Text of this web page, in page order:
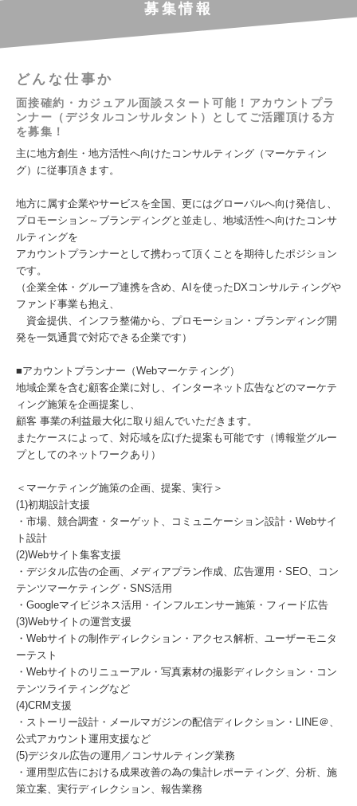
募集情報
どんな仕事か
面接確約・カジュアル面談スタート可能！アカウントプラ
ンナー（デジタルコンサルタント）としてご活躍頂ける方
を募集！
主に地方創生・地方活性へ向けたコンサルティング（マーケティン
グ）に従事頂きます。
地方に属す企業やサービスを全国、更にはグローバルへ向け発信し、
プロモーション～ブランディングと並走し、地域活性へ向けたコンサ
ルティングを
アカウントプランナーとして携わって頂くことを期待したポジション
です。
（企業全体・グループ連携を含め、AIを使ったDXコンサルティングや
ファンド事業も抱え、
資金提供、インフラ整備から、プロモーション・ブランディング開
発を一気通貫で対応できる企業です）
■アカウントプランナー（Webマーケティング）
地域企業を含む顧客企業に対し、インターネット広告などのマーケテ
ィング施策を企画提案し、
顧客 事業の利益最大化に取り組んでいただきます。
またケースによって、対応域を広げた提案も可能です（博報堂グルー
プとしてのネットワークあり）
＜マーケティング施策の企画、提案、実行＞
(1)初期設計支援
・市場、競合調査・ターゲット、コミュニケーション設計・Webサイ
ト設計
(2)Webサイト集客支援
・デジタル広告の企画、メディアプラン作成、広告運用・SEO、コン
テンツマーケティング・SNS活用
・Googleマイビジネス活用・インフルエンサー施策・フィード広告
(3)Webサイトの運営支援
・Webサイトの制作ディレクション・アクセス解析、ユーザーモニタ
ーテスト
・Webサイトのリニューアル・写真素材の撮影ディレクション・コン
テンツライティングなど
(4)CRM支援
・ストーリー設計・メールマガジンの配信ディレクション・LINE＠、
公式アカウント運用支援など
(5)デジタル広告の運用／コンサルティング業務
・運用型広告における成果改善の為の集計レポーティング、分析、施
策立案、実行ディレクション、報告業務